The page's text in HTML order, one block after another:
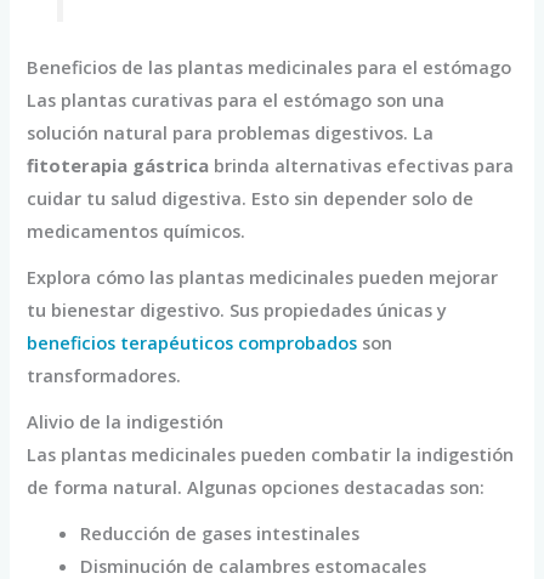
Beneficios de las plantas medicinales para el estómago
Las plantas curativas para el estómago son una
solución natural para problemas digestivos. La
fitoterapia gástrica brinda alternativas efectivas para
cuidar tu salud digestiva. Esto sin depender solo de
medicamentos químicos.
Explora cómo las plantas medicinales pueden mejorar
tu bienestar digestivo. Sus propiedades únicas y
beneficios terapéuticos comprobados son
transformadores.
Alivio de la indigestión
Las plantas medicinales pueden combatir la indigestión
de forma natural. Algunas opciones destacadas son:
Reducción de gases intestinales
Disminución de calambres estomacales